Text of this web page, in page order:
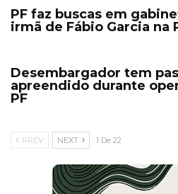
PF faz buscas em
irmã de Fábio Garcia na
Desembargador tem
apreendido durante
PF
PREV NEXT 1 De 22